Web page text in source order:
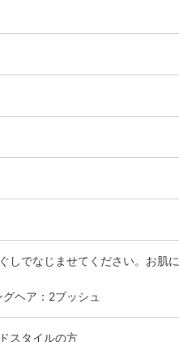
しでなじませてください。お肌
ヘア：2プッシュ
スタイルの方